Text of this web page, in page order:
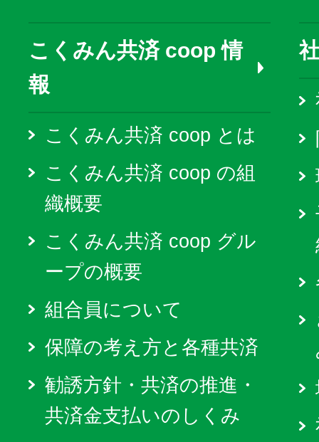
こくみん共済 coop 情
報
こくみん共済 coop とは
こくみん共済 coop の組
織概要
こくみん共済 coop グル
ープの概要
組合員について
保障の考え方と各種共済
勧誘方針・共済の推進・
共済金支払いのしくみ